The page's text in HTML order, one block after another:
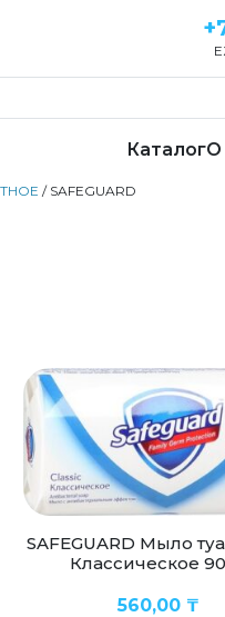
КаталогО
/ SAFEGUARD
SAFEGUARD Мыло
Классическое
560,00 ₸